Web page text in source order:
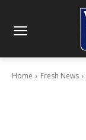
Home Fresh News